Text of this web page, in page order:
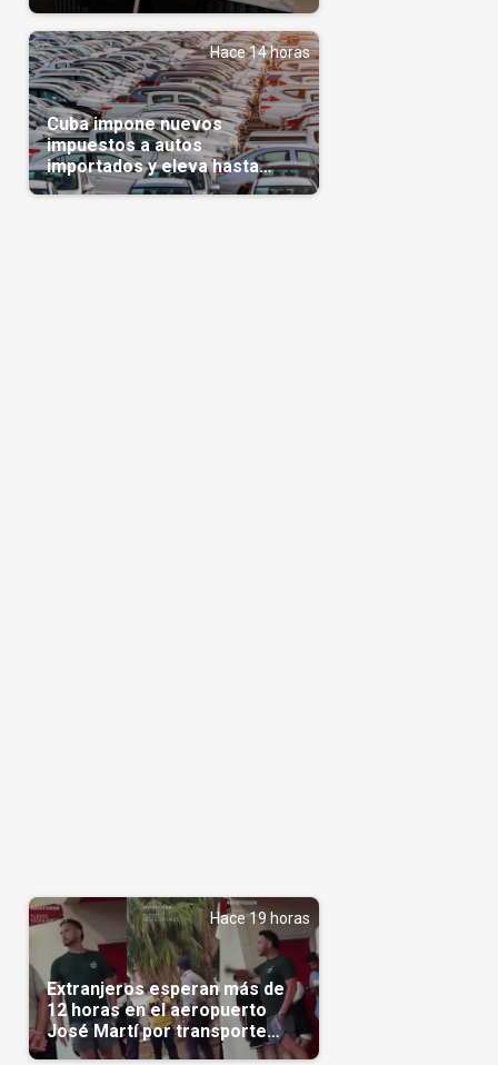
Hace 14 horas
Cuba impone nuevos
impuestos a autos
importados y eleva hasta
5.000 dólares el gravamen
Hace 19 horas
Extranjeros esperan más de
12 horas en el aeropuerto
José Martí por transporte
reservado semanas